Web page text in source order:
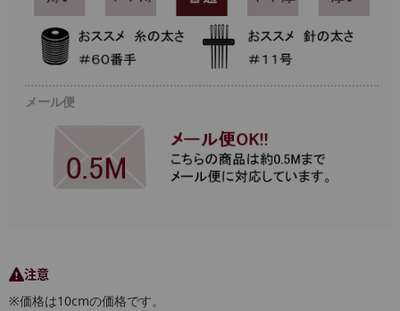
メール便
注意
※価格は10cmの価格です。